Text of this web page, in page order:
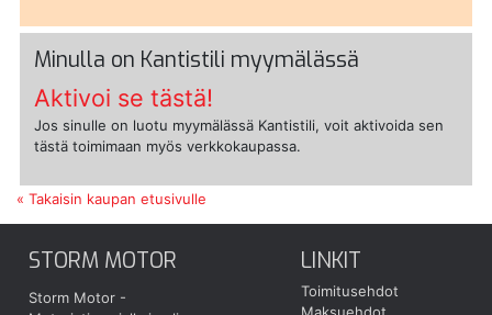
Minulla on Kantistili myymälässä
Aktivoi se tästä!
Jos sinulle on luotu myymälässä Kantistili, voit aktivoida sen
tästä toimimaan myös verkkokaupassa.
« Takaisin kaupan etusivulle
STORM MOTOR
Storm Motor -
LINKIT
Toimitusehdot